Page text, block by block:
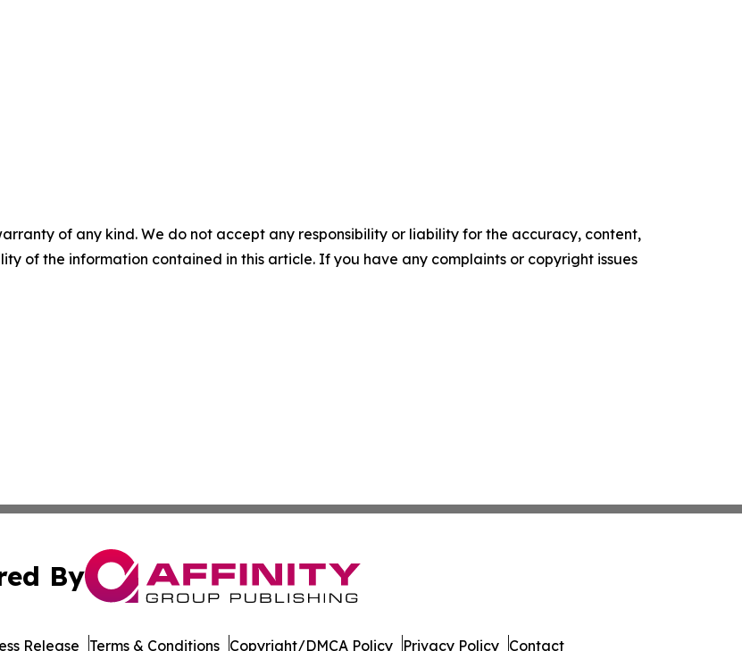
of any kind. We do not accept any responsibility or liability for the accuracy, content,
of the information contained in this article. If you have any complaints or copyright issues
By
Release Terms & Conditions Copyright/DMCA Policy Privacy Policy Contact